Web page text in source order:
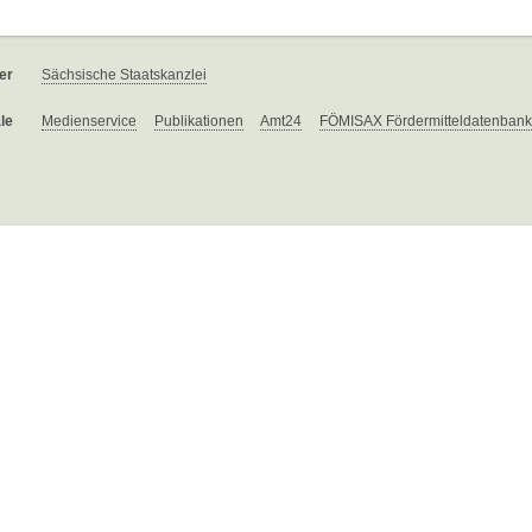
Sächsische Staatskanzlei
Medienservice Publikationen Amt24 FÖMISAX Fördermitteldatenbank